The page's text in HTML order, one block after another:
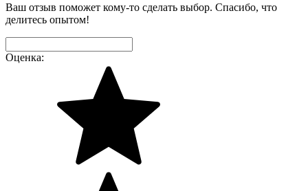
Ваш отзыв поможет кому-то сделать выбор. Спасибо, что
делитесь опытом!
Оценка: